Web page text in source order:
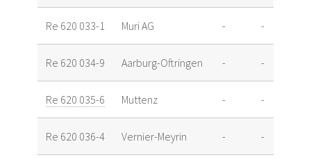
Re 620 033-1 Muri AG - -
Re 620 034-9 Aarburg-Oftringen - -
Re 620 035-6 Muttenz - -
Re 620 036-4 Vernier-Meyrin - -